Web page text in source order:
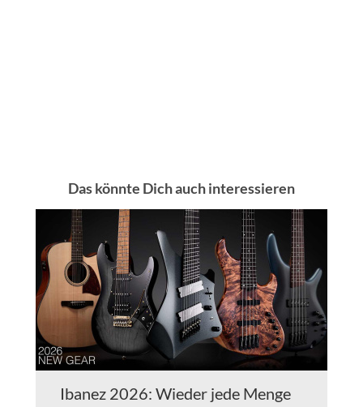
Das könnte Dich auch interessieren
Ibanez 2026: Wieder jede Menge